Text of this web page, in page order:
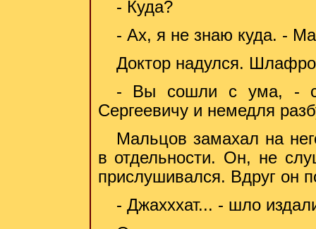
- Куда?
- Ах, я не знаю куда. -
Доктор надулся.
- Вы сошли с ума, -
Сергеевичу и немедля
Мальцов замахал на
в отдельности. Он, не
прислушивался. Вдруг он
- Джахххат... - шло